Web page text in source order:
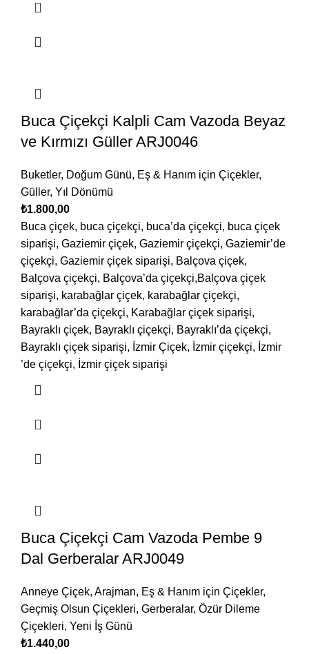
Buca Çiçekçi Kalpli Cam Vazoda Beyaz
ve Kırmızı Güller ARJ0046
Buketler, Doğum Günü, Eş & Hanım için Çiçekler,
Güller, Yıl Dönümü
₺1.800,00
Buca çiçek, buca çiçekçi, buca’da çiçekçi, buca çiçek
siparişi, Gaziemir çiçek, Gaziemir çiçekçi, Gaziemir’de
çiçekçi, Gaziemir çiçek siparişi, Balçova çiçek,
Balçova çiçekçi, Balçova’da çiçekçi,Balçova çiçek
siparişi, karabağlar çiçek, karabağlar çiçekçi,
karabağlar’da çiçekçi, Karabağlar çiçek siparişi,
Bayraklı çiçek, Bayraklı çiçekçi, Bayraklı’da çiçekçi,
Bayraklı çiçek siparişi, İzmir Çiçek, İzmir çiçekçi, İzmir
’de çiçekçi, İzmir çiçek siparişi
Buca Çiçekçi Cam Vazoda Pembe 9
Dal Gerberalar ARJ0049
Anneye Çiçek, Arajman, Eş & Hanım için Çiçekler,
Geçmiş Olsun Çiçekleri, Gerberalar, Özür Dileme
Çiçekleri, Yeni İş Günü
₺1.440,00